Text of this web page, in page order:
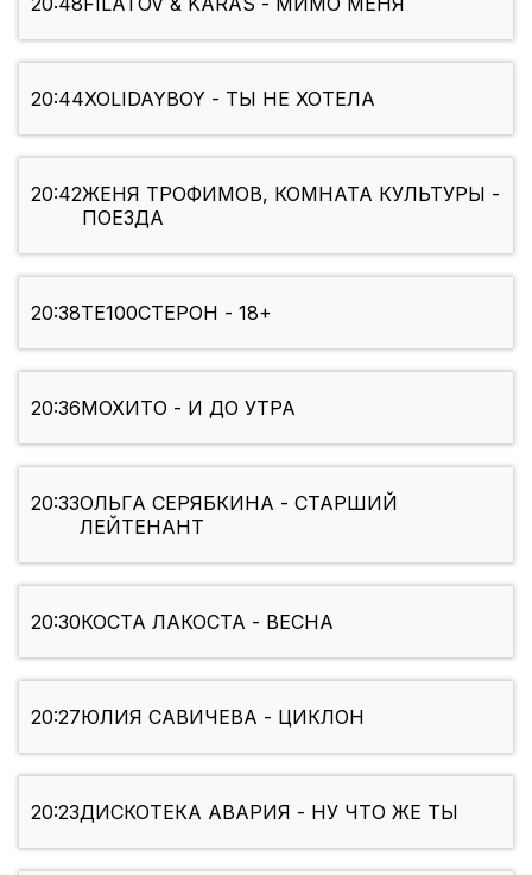
20:44XOLIDAYBOY - ТЫ НЕ ХОТЕЛА
20:42ЖЕНЯ ТРОФИМОВ, КОМНАТА КУЛЬТУРЫ -
ПОЕЗДА
20:38ТЕ100СТЕРОН - 18+
20:36МОХИТО - И ДО УТРА
20:33ОЛЬГА СЕРЯБКИНА - СТАРШИЙ
ЛЕЙТЕНАНТ
20:30КОСТА ЛАКОСТА - ВЕСНА
20:27ЮЛИЯ САВИЧЕВА - ЦИКЛОН
20:23ДИСКОТЕКА АВАРИЯ - НУ ЧТО ЖЕ ТЫ